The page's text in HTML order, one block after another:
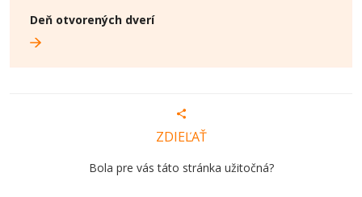
Deň otvorených dverí
ZDIEĽAŤ
Bola pre vás táto stránka užitočná?